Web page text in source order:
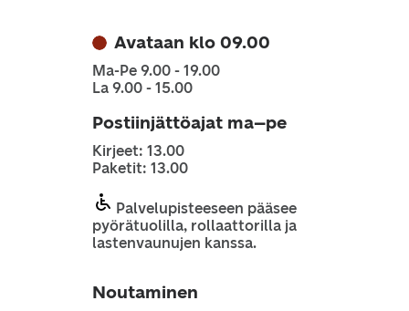
Avataan klo 09.00
Ma-Pe 9.00 - 19.00
La 9.00 - 15.00
Postiinjättöajat ma–pe
Kirjeet: 13.00
Paketit: 13.00
Palvelupisteeseen pääsee
pyörätuolilla, rollaattorilla ja
lastenvaunujen kanssa.
Noutaminen